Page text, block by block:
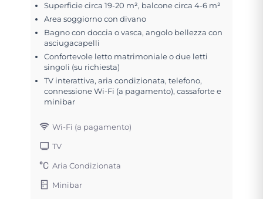
Superficie circa 19-20 m², balcone circa 4-6 m²
Area soggiorno con divano
Bagno con doccia o vasca, angolo bellezza con
asciugacapelli
Confortevole letto matrimoniale o due letti
singoli (su richiesta)
TV interattiva, aria condizionata, telefono,
connessione Wi-Fi (a pagamento), cassaforte e
minibar
Wi-Fi (a pagamento)
TV
Aria Condizionata
Minibar